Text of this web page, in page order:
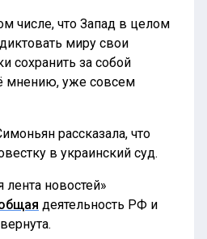
числе, что Запад в целом
миру свои
сохранить за собой
мнению, уже совсем
рассказала, что
в украинский суд.
новостей»
деятельность РФ и